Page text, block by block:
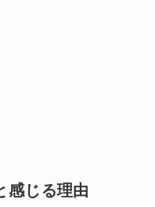
感じる理由